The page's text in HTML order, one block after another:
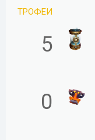
ТРОФЕИ
5
0